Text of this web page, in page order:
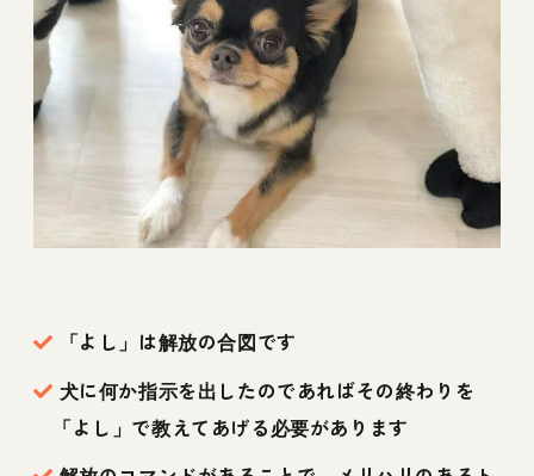
「よし」は解放の合図です
犬に何か指示を出したのであればその終わりを
「よし」で教えてあげる必要があります